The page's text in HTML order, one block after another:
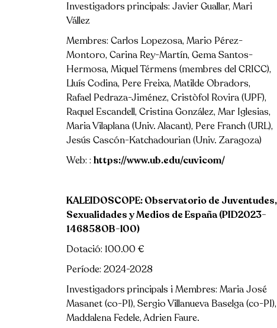
Investigadors principals: Javier Guallar, Mari
Vállez
Membres: Carlos Lopezosa, Mario Pérez-
Montoro, Carina Rey-Martín, Gema Santos-
Hermosa, Miquel Térmens (membres del CRICC),
Lluís Codina, Pere Freixa, Matilde Obradors,
Rafael Pedraza-Jiménez, Cristòfol Rovira (UPF),
Raquel Escandell, Cristina González, Mar Iglesias,
Maria Vilaplana (Univ. Alacant), Pere Franch (URL),
Jesús Cascón-Katchadourian (Univ. Zaragoza)
Web: : https://www.ub.edu/cuvicom/
KALEIDOSCOPE: Observatorio de Juventudes,
Sexualidades y Medios de España (PID2023-
146858OB-l00)
Dotació: 100.00 €
Període: 2024-2028
Investigadors principals i Membres: Maria José
Masanet (co-PI), Sergio Villanueva Baselga (co-PI),
Maddalena Fedele, Adrien Faure.
Català Español English